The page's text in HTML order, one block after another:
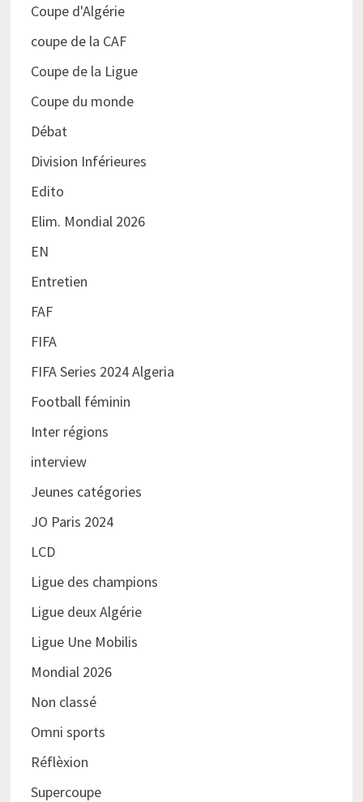
Coupe d'Algérie
coupe de la CAF
Coupe de la Ligue
Coupe du monde
Débat
Division Inférieures
Edito
Elim. Mondial 2026
EN
Entretien
FAF
FIFA
FIFA Series 2024 Algeria
Football féminin
Inter régions
interview
Jeunes catégories
JO Paris 2024
LCD
Ligue des champions
Ligue deux Algérie
Ligue Une Mobilis
Mondial 2026
Non classé
Omni sports
Réflèxion
Supercoupe